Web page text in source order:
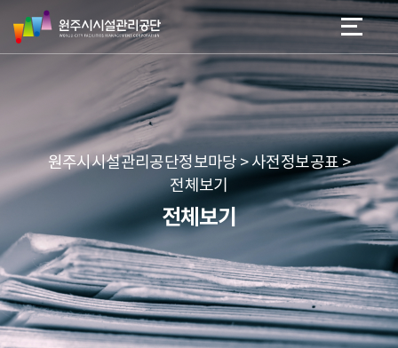
네
본문 바로가기
메뉴 바로가기
원
주
시
리
공
단
원주시시설관리공단정보마당 > 사전정보공표 >
전체보기
전체보기